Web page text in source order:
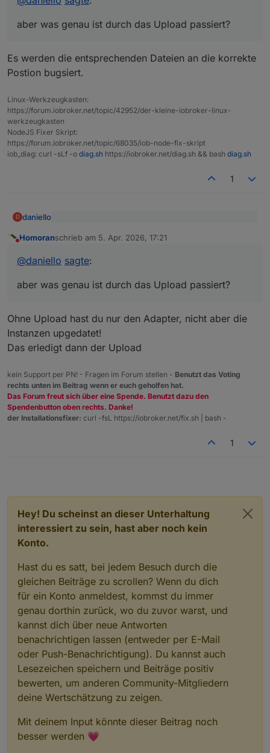
Damit ist ein
Upload passiert?
aber was genau ist durch das Upload passiert?
Es werden die entsprechenden Dateien an die korrekte
Postion bugsiert.
Linux-Werkzeugkasten:
https://forum.iobroker.net/topic/42952/der-kleine-iobroker-linux-
werkzeugkasten
NodeJS Fixer Skript:
https://forum.iobroker.net/topic/68035/iob-node-fix-skript
iob_diag: curl -sLf -o diag.sh https://iobroker.net/diag.sh && bash diag.sh
1
D daniello
Damit ist ein
mehr orange und es steht "true" da.
Upload passiert?
Homoranschrieb am 5. Apr. 2026, 17:21
zuletzt editiert von
@daniello sagte:
aber was genau ist durch das Upload passiert?
Ohne Upload hast du nur den Adapter, nicht aber die
Instanzen upgedatet!
Das erledigt dann der Upload
kein Support per PN! - Fragen im Forum stellen - Benutzt das Voting
rechts unten im Beitrag wenn er euch geholfen hat.
Das Forum freut sich über eine Spende. Benutzt dazu den
Spendenbutton oben rechts. Danke!
der Installationsfixer: curl -fsL https://iobroker.net/fix.sh | bash -
1
Hey! Du scheinst an dieser Unterhaltung
interessiert zu sein, hast aber noch kein
Konto.
Hast du es satt, bei jedem Besuch durch die
gleichen Beiträge zu scrollen? Wenn du dich
für ein Konto anmeldest, kommst du immer
genau dorthin zurück, wo du zuvor warst, und
kannst dich über neue Antworten
benachrichtigen lassen (entweder per E-Mail
oder Push-Benachrichtigung). Du kannst auch
Lesezeichen speichern und Beiträge positiv
bewerten, um anderen Community-Mitgliedern
deine Wertschätzung zu zeigen.
Mit deinem Input könnte dieser Beitrag noch
besser werden 💗